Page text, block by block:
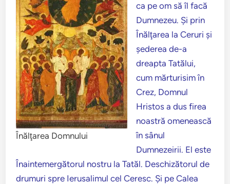
Înălţarea Domnului
ca pe om să îl facă
Dumnezeu. Şi prin
Înălţarea la Ceruri şi
şederea de-a
dreapta Tatălui,
cum mărturisim în
Crez, Domnul
Hristos a dus firea
noastră omenească
în sânul
Dumnezeirii. El este
Înaintemergătorul nostru la Tatăl. Deschizătorul de
drumuri spre Ierusalimul cel Ceresc. Şi pe Calea